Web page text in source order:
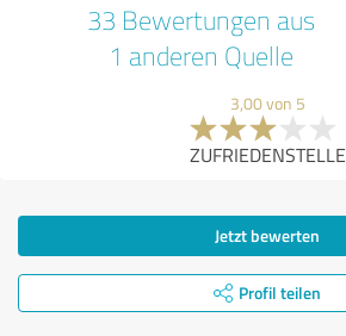
33 Bewertungen aus
1 anderen Quelle
3,00 von 5
Jetzt bewerten
Profil teilen